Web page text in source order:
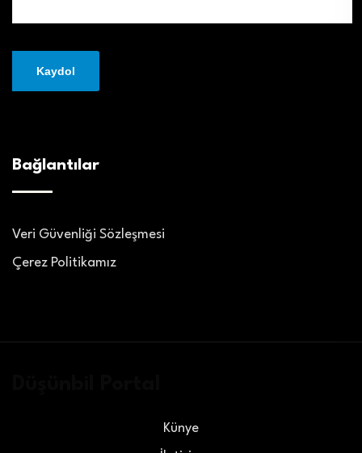
Bağlantılar
Veri Güvenliği Sözleşmesi
Çerez Politikamız
Künye